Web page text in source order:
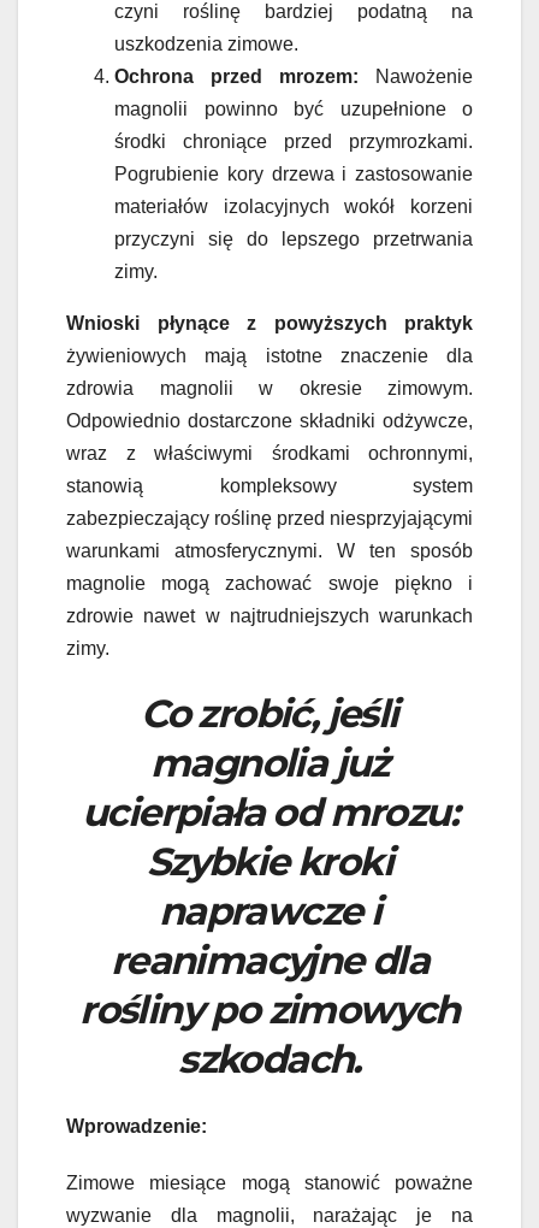
czyni roślinę bardziej podatną na
uszkodzenia zimowe.
Ochrona przed mrozem: Nawożenie
magnolii powinno być uzupełnione o
środki chroniące przed przymrozkami.
Pogrubienie kory drzewa i zastosowanie
materiałów izolacyjnych wokół korzeni
przyczyni się do lepszego przetrwania
zimy.
Wnioski płynące z powyższych praktyk
żywieniowych mają istotne znaczenie dla
zdrowia magnolii w okresie zimowym.
Odpowiednio dostarczone składniki odżywcze,
wraz z właściwymi środkami ochronnymi,
stanowią kompleksowy system
zabezpieczający roślinę przed niesprzyjającymi
warunkami atmosferycznymi. W ten sposób
magnolie mogą zachować swoje piękno i
zdrowie nawet w najtrudniejszych warunkach
zimy.
Co zrobić, jeśli
magnolia już
ucierpiała od mrozu:
Szybkie kroki
naprawcze i
reanimacyjne dla
rośliny po zimowych
szkodach.
Wprowadzenie:
Zimowe miesiące mogą stanowić poważne
wyzwanie dla magnolii, narażając je na